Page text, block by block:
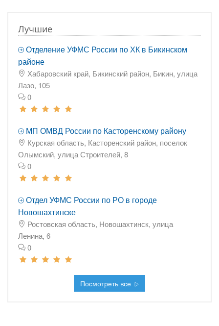
Лучшие
Отделение УФМС России по ХК в Бикинском
районе
Хабаровский край, Бикинский район, Бикин, улица
Лазо, 105
0
МП ОМВД России по Касторенскому району
Курская область, Касторенский район, поселок
Олымский, улица Строителей, 8
0
Отдел УФМС России по РО в городе
Новошахтинске
Ростовская область, Новошахтинск, улица
Ленина, 6
0
Посмотреть все